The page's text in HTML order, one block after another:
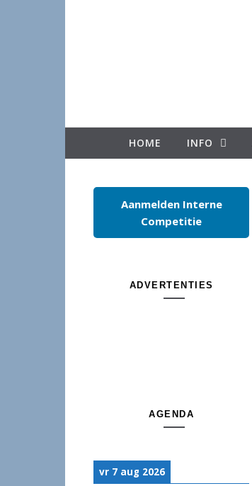
HOME INFO
Aanmelden Interne
Competitie
ADVERTENTIES
AGENDA
vr 7 aug 2026